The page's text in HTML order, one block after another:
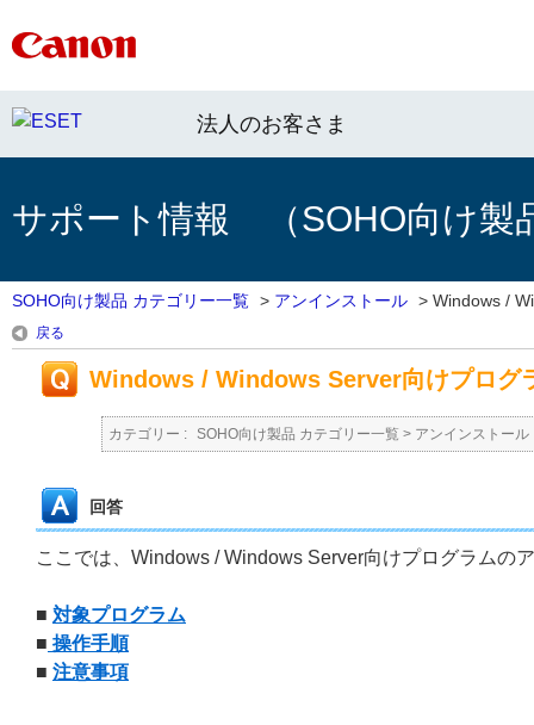
法人のお客さま
サポート情報 （SOHO向け製
SOHO向け製品 カテゴリー一覧 > アンインストール > Windows /
戻る
Windows / Windows Server向けプログ
カテゴリー : SOHO向け製品 カテゴリー一覧 > アンインストール
回答
ここでは、Windows / Windows Server向けプログラムの
■ 対象プログラム
■ 操作手順
■ 注意事項